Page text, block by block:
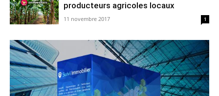
producteurs agricoles locaux
11 novembre 2017 1